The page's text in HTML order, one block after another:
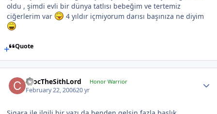
oldu , şimdi evli bir dünya tatlısı bebeğim ve tertemiz
ciğerlerim var
4 yıldır içmiyorum darısı başınıza ne diyim
Quote
CrocTheSithLord Honor Warrior
February 22, 200620 yr